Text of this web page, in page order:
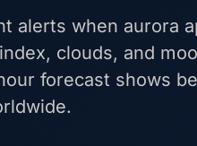
alerts when aurora
clouds, and
forecast shows